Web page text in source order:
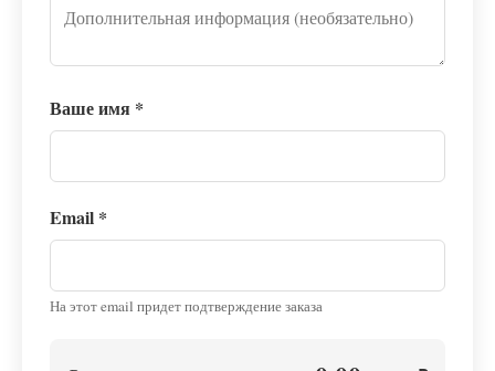
Ваше имя *
Email *
На этот email придет подтверждение заказа